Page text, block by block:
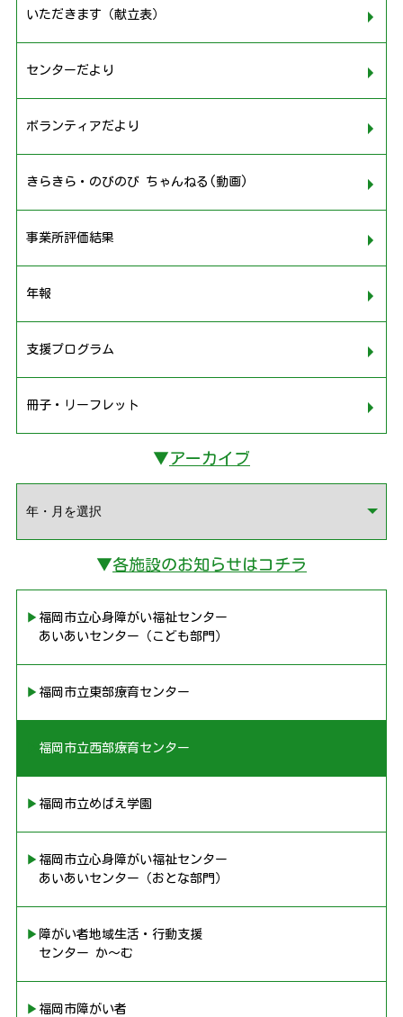
いただきます（献立表）
センターだより
ボランティアだより
きらきら・のびのび ちゃんねる(動画)
事業所評価結果
年報
支援プログラム
冊子・リーフレット
▼アーカイブ
▼各施設のお知らせはコチラ
▶︎福岡市立心身障がい福祉センター
あいあいセンター（こども部門）
▶︎福岡市立東部療育センター
▶︎福岡市立西部療育センター
▶︎福岡市立めばえ学園
▶︎福岡市立心身障がい福祉センター
あいあいセンター（おとな部門）
▶︎障がい者地域生活・行動支援
センター か〜む
▶︎福岡市障がい者